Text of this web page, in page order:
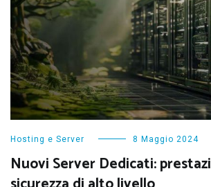
Hosting e Server 8 Maggio 2024
Nuovi Server Dedicati: